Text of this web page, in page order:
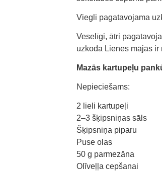
Viegli pagatavojama
Veselīgi, ātri
uzkoda Lienes mājās
Mazās kartupeļu
Nepieciešams:
2 lieli kartupeļi
2–3 šķipsniņas sāls
Šķipsniņa piparu
Puse olas
50 g parmezāna
Olīveļļa cepšanai